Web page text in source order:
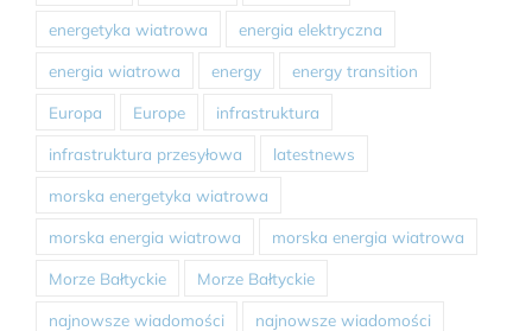
energetyka wiatrowa energia elektryczna
energia wiatrowa energy energy transition
Europa Europe infrastruktura
infrastruktura przesyłowa latestnews
morska energetyka wiatrowa
morska energia wiatrowa morska energia wiatrowa
Morze Bałtyckie Morze Bałtyckie
najnowsze wiadomości najnowsze wiadomości